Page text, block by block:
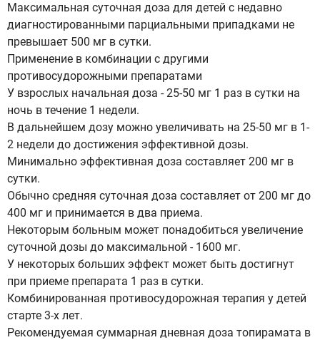
Максимальная суточная доза для детей с недавно
диагностированными парциальными припадками не
превышает 500 мг в сутки.
Применение в комбинации с другими
противосудорожными препаратами
У взрослых начальная доза - 25-50 мг 1 раз в сутки на
ночь в течение 1 недели.
В дальнейшем дозу можно увеличивать на 25-50 мг в 1-
2 недели до достижения эффективной дозы.
Минимально эффективная доза составляет 200 мг в
сутки.
Обычно средняя суточная доза составляет от 200 мг до
400 мг и принимается в два приема.
Некоторым больным может понадобиться увеличение
суточной дозы до максимальной - 1600 мг.
У некоторых больших эффект может быть достигнут
при приеме препарата 1 раз в сутки.
Комбинированная противосудорожная терапия у детей
старте 3-х лет.
Рекомендуемая суммарная дневная доза топирамата в